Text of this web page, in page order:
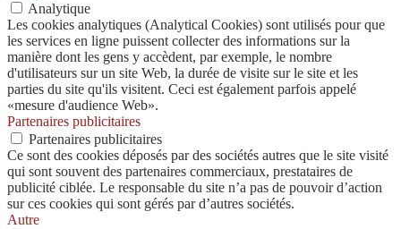
Analytique
Les cookies analytiques (Analytical Cookies) sont utilisés pour que
les services en ligne puissent collecter des informations sur la
manière dont les gens y accèdent, par exemple, le nombre
d'utilisateurs sur un site Web, la durée de visite sur le site et les
parties du site qu'ils visitent. Ceci est également parfois appelé
«mesure d'audience Web».
Partenaires publicitaires
Partenaires publicitaires
Ce sont des cookies déposés par des sociétés autres que le site visité
qui sont souvent des partenaires commerciaux, prestataires de
publicité ciblée. Le responsable du site n’a pas de pouvoir d’action
sur ces cookies qui sont gérés par d’autres sociétés.
Autre